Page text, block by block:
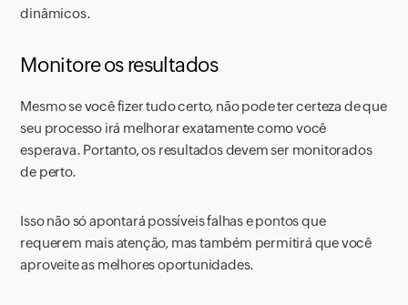
dinâmicos.
Monitore os resultados
Mesmo se você fizer tudo certo, não pode ter certeza de que
seu processo irá melhorar exatamente como você
esperava. Portanto, os resultados devem ser monitorados
de perto.
Isso não só apontará possíveis falhas e pontos que
requerem mais atenção, mas também permitirá que você
aproveite as melhores oportunidades.